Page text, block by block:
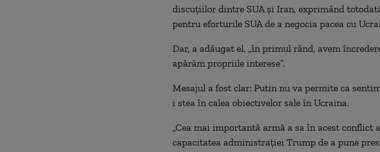
discuțiilor dintre SUA și Iran, exprimând
pentru eforturile SUA de a negocia pacea cu
Dar, a adăugat el, „în primul rând, avem
apărăm propriile interese”.
Mesajul a fost clar: Putin nu va permite ca
i stea în calea obiectivelor sale în Ucraina.
„Cea mai importantă armă a sa în acest conflict
capacitatea administrației Trump de a pune